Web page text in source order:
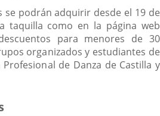
se podrán adquirir desde el 19 de
taquilla como en la página web
para menores de 30
organizados y estudiantes de
Profesional de Danza de Castilla y